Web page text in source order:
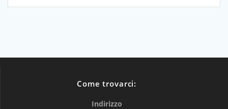
Come trovarci:
Indirizzo